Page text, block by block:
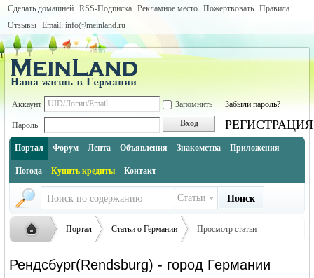
Сделать домашней RSS-Подписка Рекламное место Пожертвовать Правила
Отзывы Email: info@meinland.ru
Аккаунт Запомнить Забыли пароль?
Пароль Вход РЕГИСТРАЦИЯ
Портал Форум Лента Объявления Знакомства Приложения
Погода Купить кредиты Контакт
Статьи Поиск
Портал Статьи о Германии Просмотр статьи
Рендсбург(Rendsburg) - город Германии